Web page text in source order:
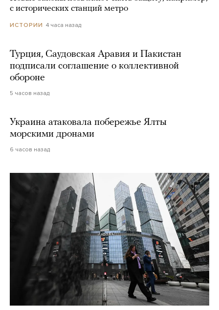
с исторических станций метро
ИСТОРИИ 4 часа назад
Турция, Саудовская Аравия и Пакистан
подписали соглашение о коллективной
обороне
5 часов назад
Украина атаковала побережье Ялты
морскими дронами
6 часов назад